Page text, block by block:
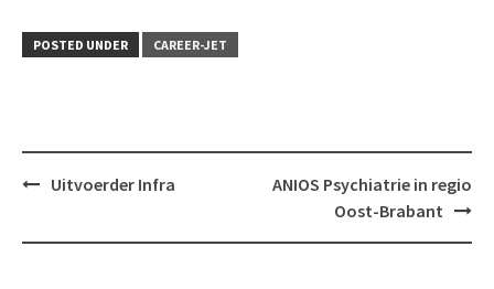
POSTED UNDER CAREER-JET
PostUitvoerder Infra
ANIOS Psychiatrie in regio
Oost-Brabant